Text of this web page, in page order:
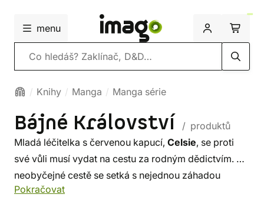
menu
Vyhledávání
Knihy Manga Manga série
Bájné Království / produktů
Mladá léčitelka s červenou kapucí, Celsie, se proti
své vůli musí vydat na cestu za rodným dědictvím. Na
neobyčejné cestě se setká s nejednou záhadou
a zvláštností, ale neexistuje nic, co by jí zabránilo najít
Pokračovat